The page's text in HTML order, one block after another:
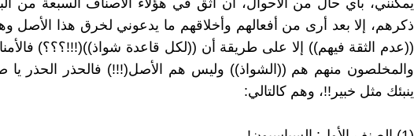
يمكنني، بأي حال من الأحوال، أن أثق في هؤلاء الأصناف السبعة من
ذكرهم، إلا بعد أرى من أفعالهم وأخلاقهم ما يدعوني لخرق هذا الأصل
((عدم الثقة فيهم)) إلا على طريقة أن ((لكل قاعدة شواذ))(!!!؟؟؟)
والمخلصون منهم هم ((الشواذ)) وليس هم الأصل(!!!) فالحذر الحذر يا
ينبئك مثل خبير!!، وهم كالتالي: